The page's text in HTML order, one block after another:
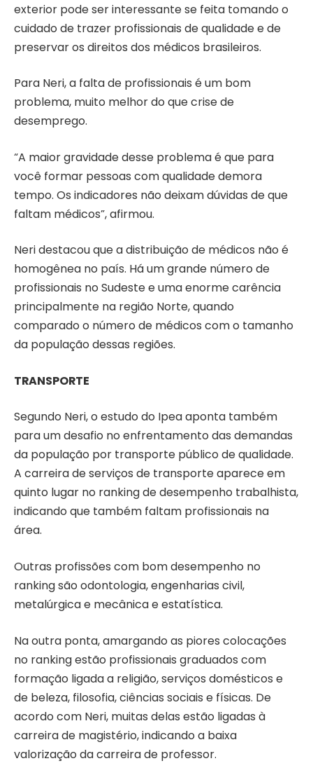
exterior pode ser interessante se feita tomando o
cuidado de trazer profissionais de qualidade e de
preservar os direitos dos médicos brasileiros.
Para Neri, a falta de profissionais é um bom
problema, muito melhor do que crise de
desemprego.
“A maior gravidade desse problema é que para
você formar pessoas com qualidade demora
tempo. Os indicadores não deixam dúvidas de que
faltam médicos”, afirmou.
Neri destacou que a distribuição de médicos não é
homogênea no país. Há um grande número de
profissionais no Sudeste e uma enorme carência
principalmente na região Norte, quando
comparado o número de médicos com o tamanho
da população dessas regiões.
TRANSPORTE
Segundo Neri, o estudo do Ipea aponta também
para um desafio no enfrentamento das demandas
da população por transporte público de qualidade.
A carreira de serviços de transporte aparece em
quinto lugar no ranking de desempenho trabalhista,
indicando que também faltam profissionais na
área.
Outras profissões com bom desempenho no
ranking são odontologia, engenharias civil,
metalúrgica e mecânica e estatística.
Na outra ponta, amargando as piores colocações
no ranking estão profissionais graduados com
formação ligada a religião, serviços domésticos e
de beleza, filosofia, ciências sociais e físicas. De
acordo com Neri, muitas delas estão ligadas à
carreira de magistério, indicando a baixa
valorização da carreira de professor.